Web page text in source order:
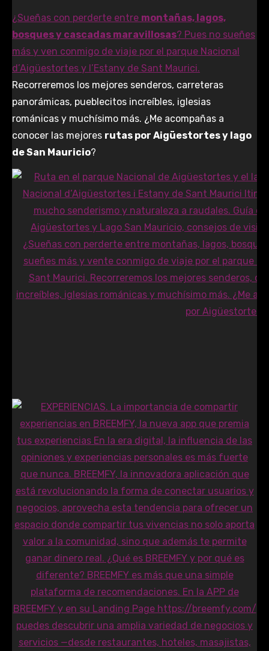
¿Sueñas con perderte entre montañas, lagos,
bosques y cascadas maravillosas? Pues no sueñes
más y ven conmigo de viaje por el parque Nacional
d’Aigüestortes y l’Estany de Sant Maurici.
Recorreremos los mejores senderos, carreteras
panorámicas, pueblecitos increíbles, iglesias
románicas y muchísimo más. ¿Me acompañas a
conocer las mejores rutas por Aigüestortesy lago
de San Mauricio?